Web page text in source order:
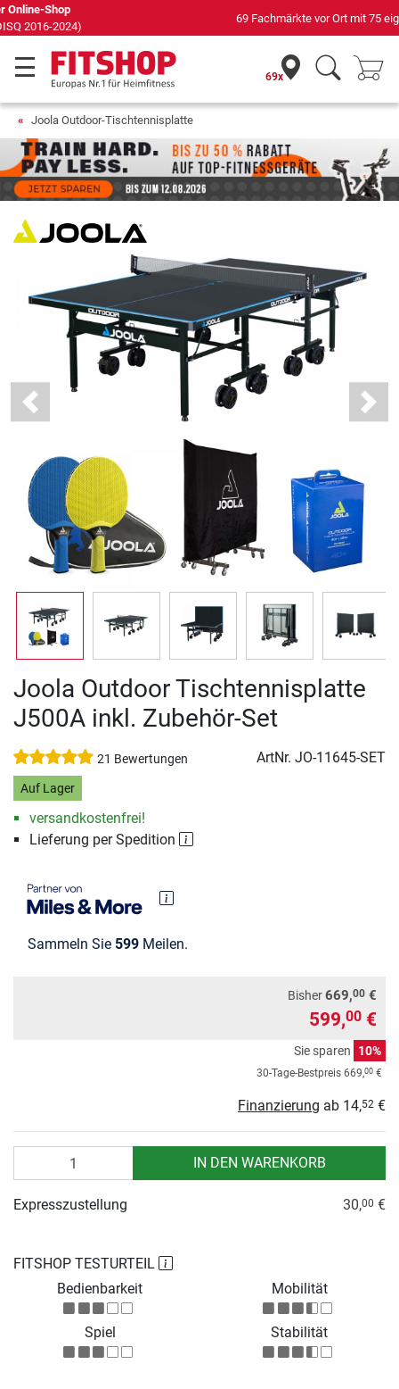
69 Fachmärkte vor Ort mit 75 eigenen Servicetechnikern
69x
Joola Outdoor-Tischtennisplatte
Previous Next
Joola Outdoor Tischtennisplatte
J500A inkl. Zubehör-Set
21 Bewertungen ArtNr. JO-11645-SET
Auf Lager
versandkostenfrei!
Lieferung per Spedition
Sammeln Sie 599 Meilen.
Bisher669,00 €
599,00 €
Sie sparen 10%
30-Tage-Bestpreis 669,00 €
Finanzierung ab 14,52 €
IN DEN WARENKORB
FITSHOP TESTURTEIL
Bedienbarkeit
Mobilität
Spiel Stabilität
Expresszustellung 30,00 €